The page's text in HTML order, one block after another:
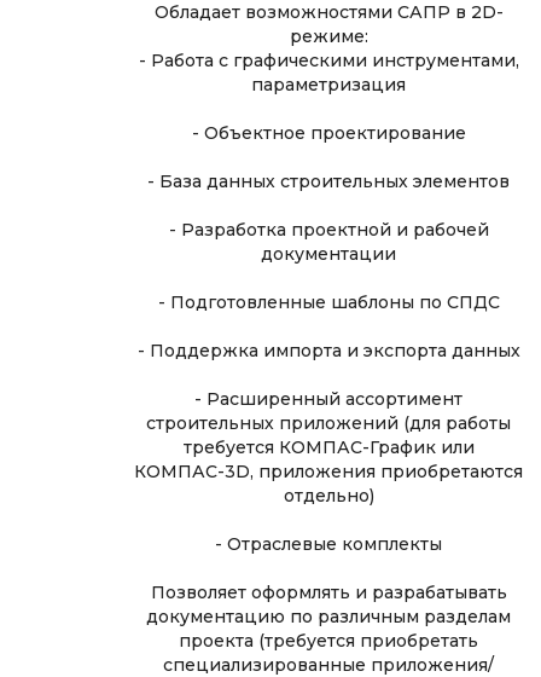
Обладает возможностями САПР в 2D-
режиме:
- Работа с графическими инструментами,
параметризация
- Объектное проектирование
- База данных строительных элементов
- Разработка проектной и рабочей
документации
- Подготовленные шаблоны по СПДС
- Поддержка импорта и экспорта данных
- Расширенный ассортимент
строительных приложений (для работы
требуется КОМПАС-График или
КОМПАС-3D, приложения приобретаются
отдельно)
- Отраслевые комплекты
Позволяет оформлять и разрабатывать
документацию по различным разделам
проекта (требуется приобретать
специализированные приложения/